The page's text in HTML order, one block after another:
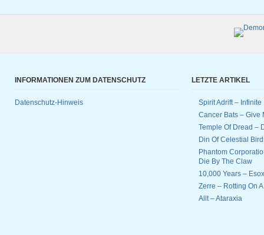
INFORMATIONEN ZUM DATENSCHUTZ
Datenschutz-Hinweis
LETZTE ARTIKEL
Spirit Adrift –
Cancer Bats – Give
Temple Of Dread –
Din Of Celestial
Phantom
Die By The Claw
10,000 Years –
Zerre – Rotting On
Allt – Ataraxia